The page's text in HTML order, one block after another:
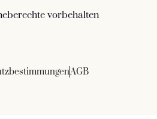
vorbehalten
AGB